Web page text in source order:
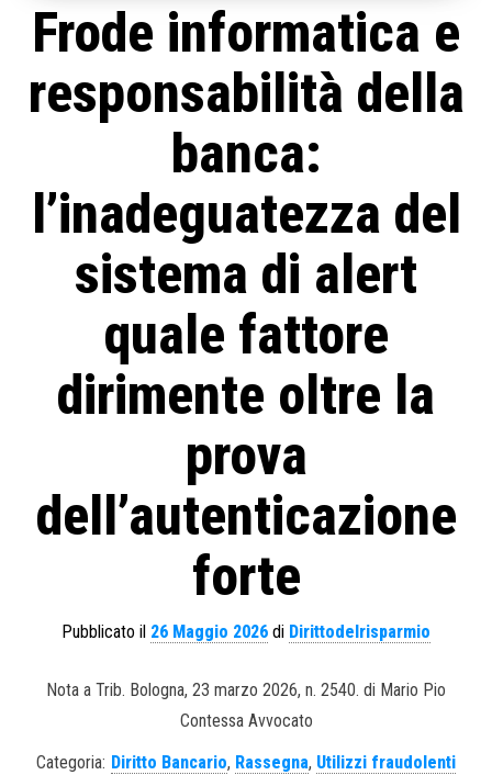
Frode informatica e
responsabilità della
banca:
l’inadeguatezza del
sistema di alert
quale fattore
dirimente oltre la
prova
dell’autenticazione
forte
Pubblicato il 26 Maggio 2026 di Dirittodelrisparmio
Nota a Trib. Bologna, 23 marzo 2026, n. 2540. di Mario Pio
Contessa Avvocato
Categoria: Diritto Bancario, Rassegna, Utilizzi fraudolenti